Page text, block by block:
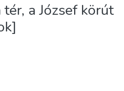
a József körút